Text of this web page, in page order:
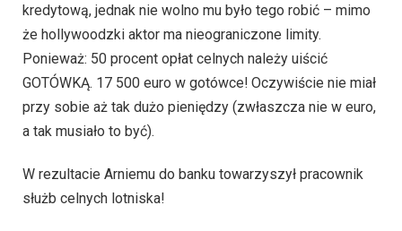
kredytową, jednak nie wolno mu było tego robić – mimo
że hollywoodzki aktor ma nieograniczone limity.
Ponieważ: 50 procent opłat celnych należy uiścić
GOTÓWKĄ. 17 500 euro w gotówce! Oczywiście nie miał
przy sobie aż tak dużo pieniędzy (zwłaszcza nie w euro,
a tak musiało to być).
W rezultacie Arniemu do banku towarzyszył pracownik
służb celnych lotniska!